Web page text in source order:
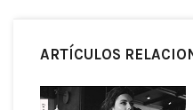
ARTÍCULOS